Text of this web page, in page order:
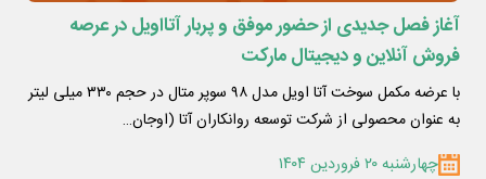
آغاز فصل جدیدی از حضور موفق و پربار آتااویل در عرصه
فروش آنلاین و دیجیتال مارکت
با عرضه مکمل سوخت آتا اویل مدل ۹۸ سوپر متال در حجم ۳۳۰ میلی لیتر
به عنوان محصولی از شرکت توسعه روانکاران آتا (اوجان…
چهارشنبه ۲۰ فروردین ۱۴۰۴